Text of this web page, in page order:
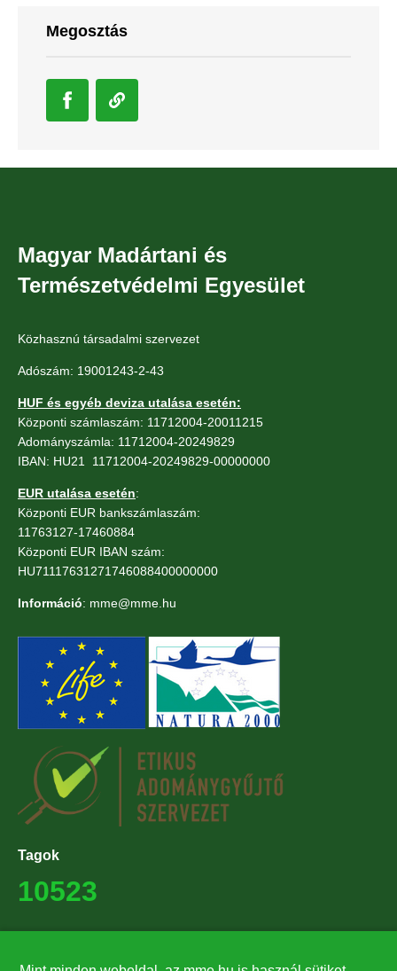
Megosztás
Magyar Madártani és
Természetvédelmi Egyesület
Közhasznú társadalmi szervezet
Adószám: 19001243-2-43
HUF és egyéb deviza utalása esetén:
Központi számlaszám: 11712004-20011215
Adományszámla: 11712004-20249829
IBAN: HU21 11712004-20249829-00000000
EUR utalása esetén:
Központi EUR bankszámlaszám:
11763127-17460884
Központi EUR IBAN szám:
HU71117631271746088400000000
Információ: mme@mme.hu
Tagok
10523